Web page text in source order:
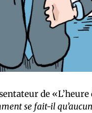
de
se fait-il